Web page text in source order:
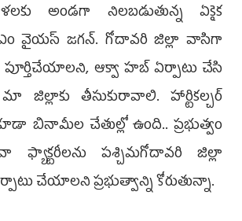
అండగా నిలబడుతున్న ఏకైక
వైయస్‌ జగన్‌. గోదావరి జిల్లా వాసిగా
ఆక్వా హబ్‌ ఏర్పాటు చేసి
జిల్లాకు తీసుకురావాలి. హార్టికల్చర్‌
బినామీల చేతుల్లో ఉంది.. ప్రభుత్వం
ఫ్యాక్టరీలను పశ్చిమగోదావరి జిల్లా
చేయాలని ప్రభుత్వాన్ని కోరుతున్నా.